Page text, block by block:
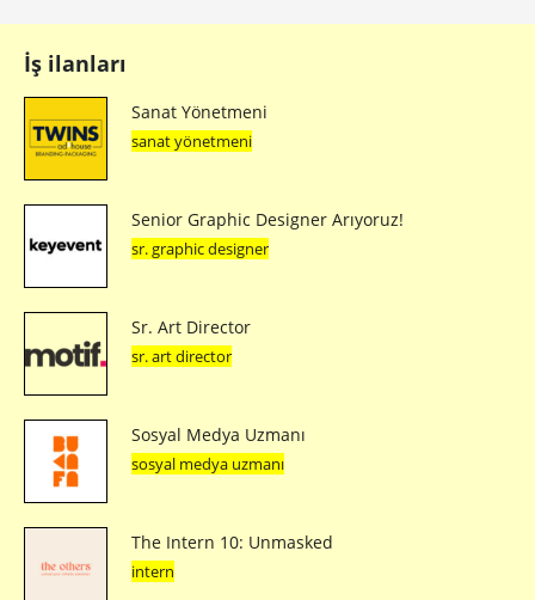
İş ilanları
Sanat Yönetmeni
sanat yönetmeni
Senior Graphic Designer Arıyoruz!
sr. graphic designer
Sr. Art Director
sr. art director
Sosyal Medya Uzmanı
sosyal medya uzmanı
The Intern 10: Unmasked
intern